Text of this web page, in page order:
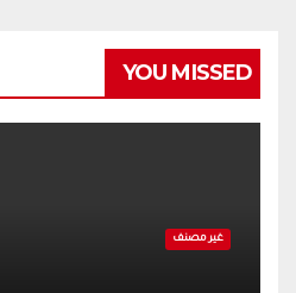
YOU MISSED
غير مصنف